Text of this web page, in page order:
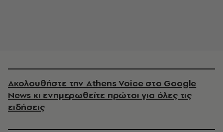
Ακολουθήστε την Athens Voice στο Google
News κι ενημερωθείτε πρώτοι για όλες τις
ειδήσεις